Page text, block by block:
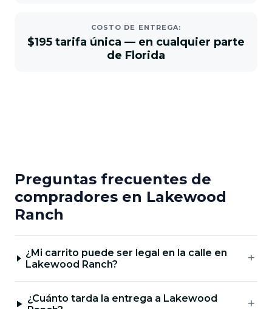
COSTO DE ENTREGA:
$195 tarifa única — en cualquier parte
de Florida
Preguntas frecuentes de
compradores en Lakewood
Ranch
¿Mi carrito puede ser legal en la calle en
Lakewood Ranch?
¿Cuánto tarda la entrega a Lakewood